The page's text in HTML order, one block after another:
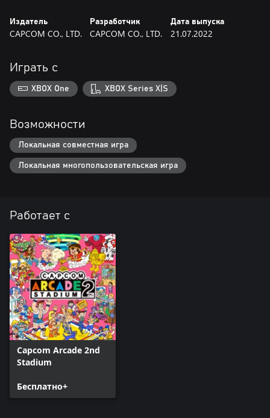
Издатель
CAPCOM CO., LTD.
Разработчик
CAPCOM CO., LTD.
Дата выпуска
21.07.2022
Играть с
XBOX One XBOX Series X|S
Возможности
Локальная совместная игра
Локальная многопользовательская игра
Работает с
Capcom Arcade 2nd
Stadium
Бесплатно+